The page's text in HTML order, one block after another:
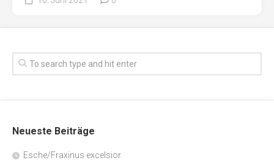
Neueste Beiträge
Esche/Fraxinus excelsior